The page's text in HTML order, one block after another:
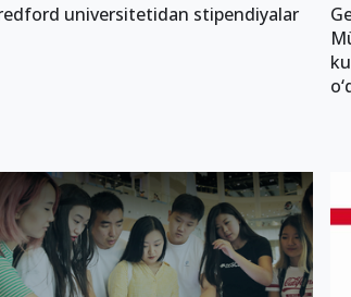
universitetidan stipendiyalar